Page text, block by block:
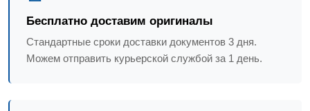
Бесплатно доставим оригиналы
Стандартные сроки доставки документов 3 дня.
Можем отправить курьерской службой за 1 день.